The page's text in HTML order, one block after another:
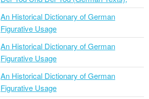
An Historical Dictionary of German
Figurative Usage
An Historical Dictionary of German
Figurative Usage
An Historical Dictionary of German
Figurative Usage